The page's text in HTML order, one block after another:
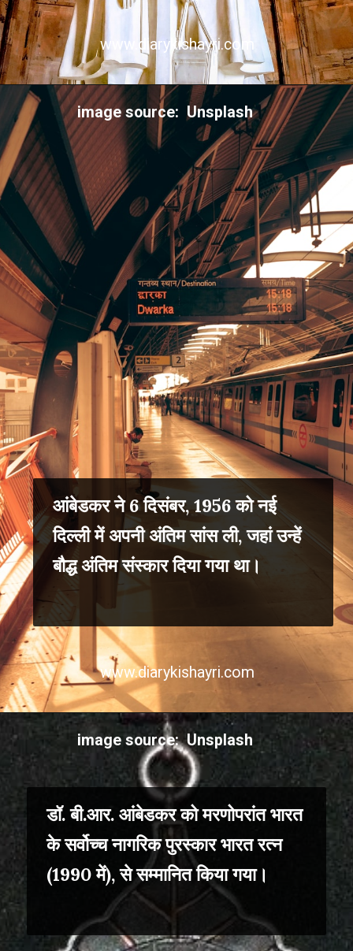
www.diarykishayri.com
आंबेडकर ने 6 दिसंबर, 1956 को नई
दिल्ली में अपनी अंतिम सांस ली, जहां उन्हें
बौद्ध अंतिम संस्कार दिया गया था।
www.diarykishayri.com
image source: Unsplash
डॉ. बी.आर. आंबेडकर को मरणोपरांत भारत
के सर्वोच्च नागरिक पुरस्कार भारत रत्न
(1990 में), से सम्मानित किया गया।
image source: Unsplash